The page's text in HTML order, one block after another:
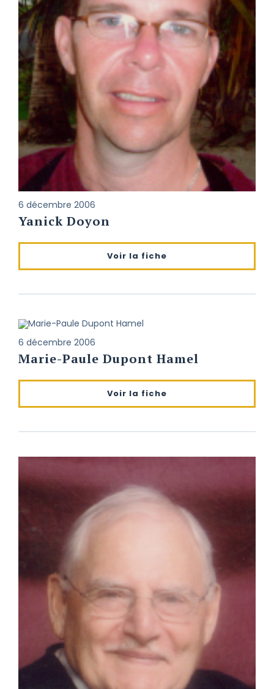
6 décembre 2006
Yanick Doyon
Voir la fiche
6 décembre 2006
Marie-Paule Dupont Hamel
Voir la fiche